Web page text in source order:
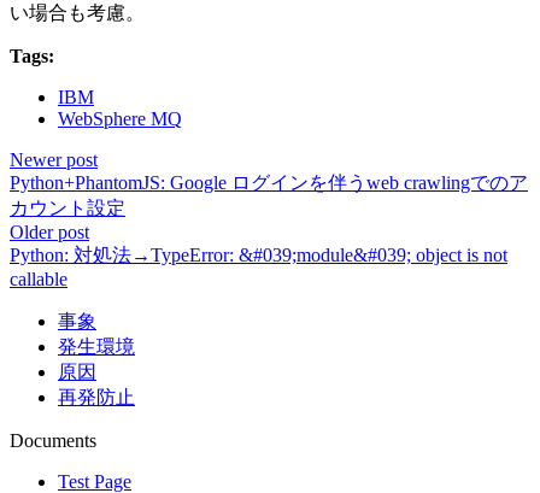
い場合も考慮。
Tags:
IBM
WebSphere MQ
Newer post
Python+PhantomJS: Google ログインを伴うweb crawlingでのア
カウント設定
Older post
Python: 対処法→TypeError: &#039;module&#039; object is not
callable
事象
発生環境
原因
再発防止
Documents
Test Page